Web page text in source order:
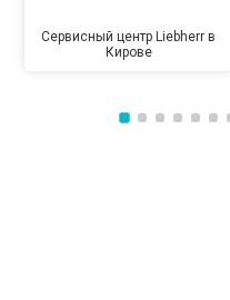
Сервисный центр Liebherr в
Кирове